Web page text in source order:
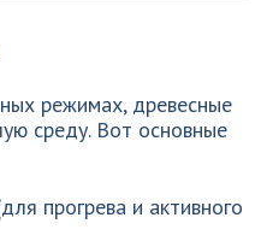
режимах, древесные
среду. Вот основные
прогрева и активного